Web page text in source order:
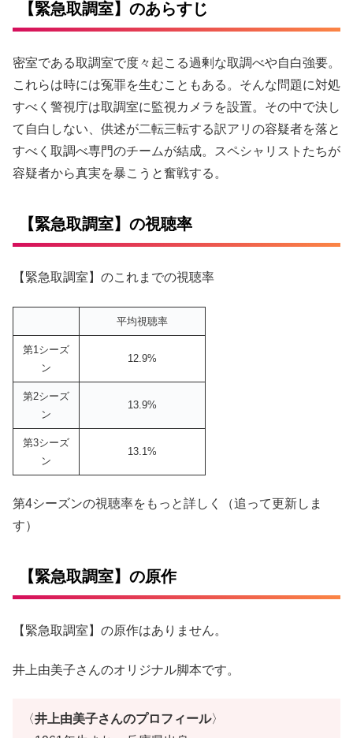
【緊急取調室】のあらすじ
密室である取調室で度々起こる過剰な取調べや自白強要。
これらは時には冤罪を生むこともある。そんな問題に対処
すべく警視庁は取調室に監視カメラを設置。その中で決し
て自白しない、供述が二転三転する訳アリの容疑者を落と
すべく取調べ専門のチームが結成。スペシャリストたちが
容疑者から真実を暴こうと奮戦する。
【緊急取調室】の視聴率
【緊急取調室】のこれまでの視聴率
平均視聴率
第1シーズ
ン
12.9%
第2シーズ
ン
13.9%
第3シーズ
ン
13.1%
第4シーズンの視聴率をもっと詳しく（追って更新しま
す）
【緊急取調室】の原作
【緊急取調室】の原作はありません。
井上由美子さんのオリジナル脚本です。
〈井上由美子さんのプロフィール〉